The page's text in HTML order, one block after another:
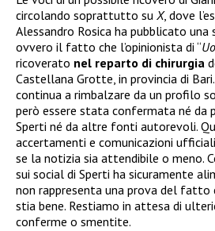
circolando soprattutto su X, dove
Alessandro Rosica ha pubblicato una
ovvero il fatto che l’opinionista di “
ricoverato nel reparto di chirurgia
Castellana Grotte, in provincia di
continua a rimbalzare da un profilo
però essere stata confermata né da
Sperti né da altre fonti autorevoli.
accertamenti e comunicazioni
se la notizia sia attendibile o meno.
sui social di Sperti ha sicuramente
non rappresenta una prova del fatto
stia bene. Restiamo in attesa di
conferme o smentite.